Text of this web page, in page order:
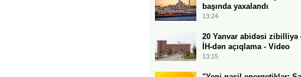
başında yaxalandı
13:24
20 Yanvar abidəsi zibilliyə
İH-dən açıqlama - Video
13:15